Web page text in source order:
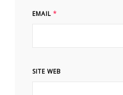
EMAIL *
SITE WEB